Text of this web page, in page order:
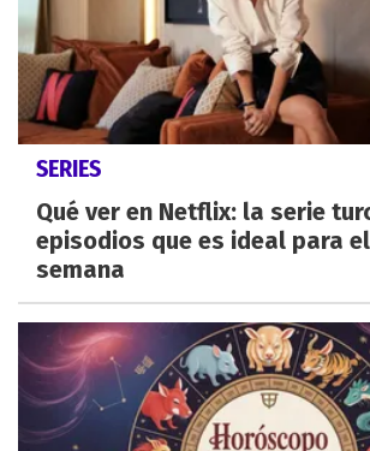
SERIES
Qué ver en Netflix: la serie
episodios que es ideal para
semana